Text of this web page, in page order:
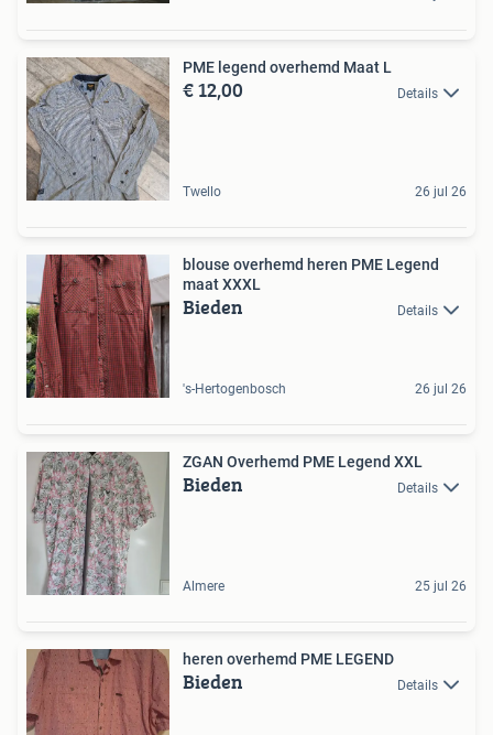
PME legend overhemd Maat L
€ 12,00 Details
Twello 26 jul 26
blouse overhemd heren PME Legend
maat XXXL
Bieden Details
's-Hertogenbosch 26 jul 26
ZGAN Overhemd PME Legend XXL
Bieden Details
Almere 25 jul 26
heren overhemd PME LEGEND
Bieden Details